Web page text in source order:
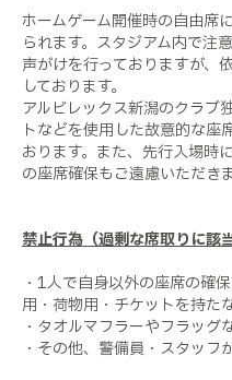
ホームゲーム開催時の自由席
られます。スタジアム内で注
声がけを行っておりますが、
しております。
アルビレックス新潟のクラブ
トなどを使用した故意的な座
おります。また、先行入場時
の座席確保もご遠慮いただき
禁止行為（過剰な席取りに該
・1人で自身以外の座席の確
用・荷物用・チケットを持た
・タオルマフラーやフラッグ
・その他、警備員・スタッ